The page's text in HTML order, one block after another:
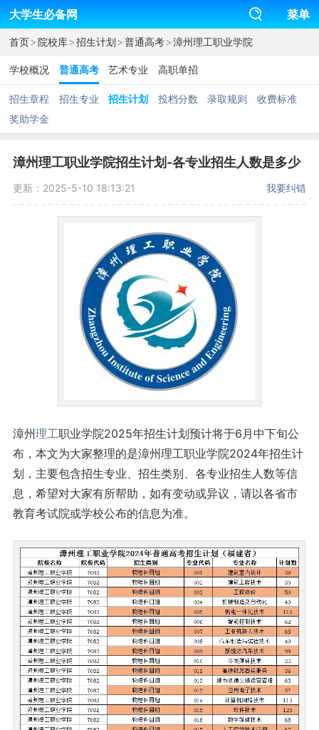
大学生必备网 菜单
首页>院校库>招生计划>普通高考>漳州理工职业学院
学校概况 普通高考 艺术专业 高职单招
招生章程 招生专业 招生计划 投档分数 录取规则
收费标准
奖助学金
漳州理工职业学院招生计划-各专业招生人数是多少
更新：2025-5-10 18:13:21 我要纠错
漳州理工职业学院2025年招生计划预计将于6月中下旬公
布，本文为大家整理的是漳州理工职业学院2024年招生计
划，主要包含招生专业、招生类别、各专业招生人数等信
息，希望对大家有所帮助，如有变动或异议，请以各省市
教育考试院或学校公布的信息为准。